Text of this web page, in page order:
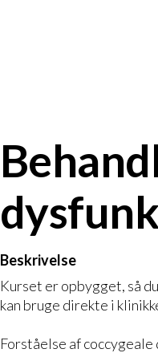
Beskrivelse
Kurset er opbygget, så
kan bruge direkte i
Forståelse af